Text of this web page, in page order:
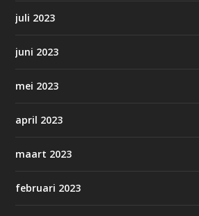
juli 2023
juni 2023
mei 2023
april 2023
maart 2023
februari 2023